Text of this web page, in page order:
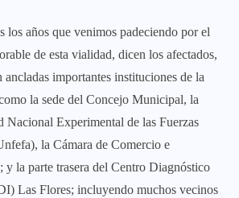
los años que venimos padeciendo por el
de esta vialidad, dicen los afectados,
ancladas importantes instituciones de la
la sede del Concejo Municipal, la
Nacional Experimental de las Fuerzas
la Cámara de Comercio e
y la parte trasera del Centro Diagnóstico
Las Flores; incluyendo muchos vecinos